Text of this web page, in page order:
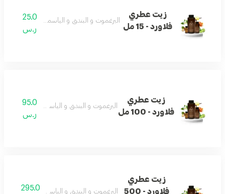
زيت عطري
فلاورد - 15 مل
البرغموت و البندق و الياسمين و الفانيلا و
25.0
ر.س
زيت عطري
فلاورد - 100 مل
البرغموت و البندق و الياسمين و الفانيلا و
95.0
ر.س
زيت عطري
فلاورد - 500
البرغموت و البندق و الياسمين و الفانيلا و
295.0